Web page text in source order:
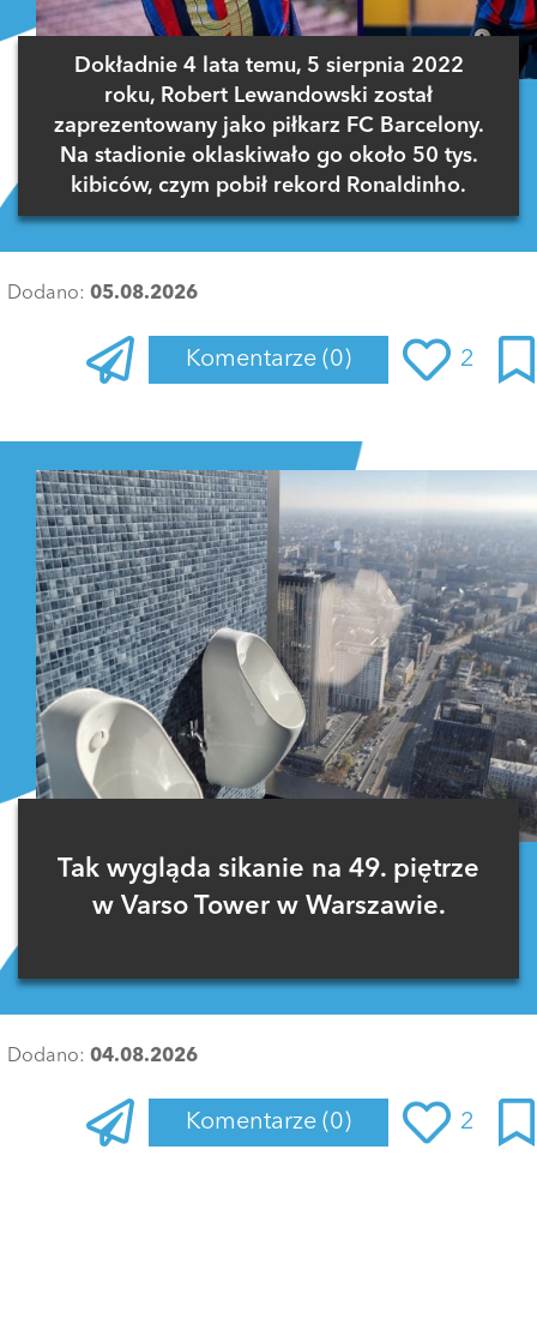
Dokładnie 4 lata temu, 5 sierpnia 2022
roku, Robert Lewandowski został
zaprezentowany jako piłkarz FC Barcelony.
Na stadionie oklaskiwało go około 50 tys.
kibiców, czym pobił rekord Ronaldinho.
Dodano: 05.08.2026
Komentarze (0) 2
Tak wygląda sikanie na 49. piętrze
w Varso Tower w Warszawie.
Dodano: 04.08.2026
Komentarze (0) 2